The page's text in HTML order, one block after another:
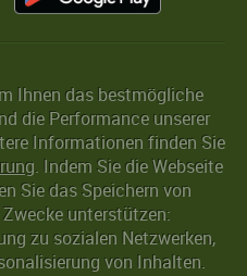
Ihnen das bestmögliche
die Performance unserer
Informationen finden Sie
. Indem Sie die Webseite
Sie das Speichern von
unterstützen:
zu sozialen Netzwerken,
von Inhalten.